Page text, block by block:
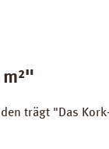
trägt "Das